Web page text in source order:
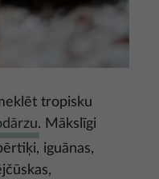
tropisku
. Mākslīgi
iguānas,